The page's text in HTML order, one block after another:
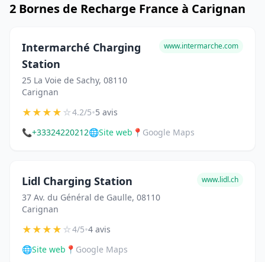
2 Bornes de Recharge France à Carignan
Intermarché Charging
Station
25 La Voie de Sachy, 08110
Carignan
www.intermarche.com
★★★★☆4.2/5•5 avis
📞+33324220212🌐Site web 📍 Google Maps
Lidl Charging Station
37 Av. du Général de Gaulle, 08110
Carignan
www.lidl.ch
★★★★☆4/5•4 avis
🌐Site web 📍 Google Maps